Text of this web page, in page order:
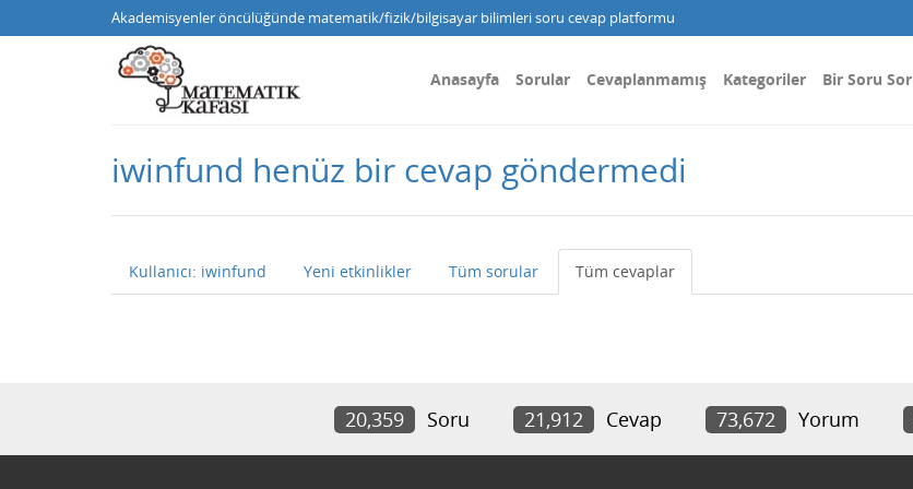
Akademisyenler öncülüğünde matematik/fizik/bilgisayar bilimleri soru cevap platformu
Anasayfa Sorular Cevaplanmamış Kategoriler Bir Soru Sor
iwinfund henüz bir cevap göndermedi
Kullanıcı: iwinfund Yeni etkinlikler Tüm sorular Tüm cevaplar
20,359 Soru 21,912 Cevap 73,672 Yorum